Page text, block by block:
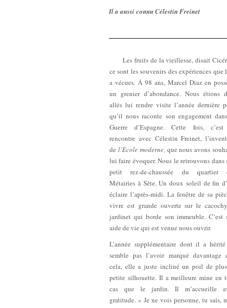
Il a aussi connu Célestin Freinet
Les fruits de la vieillesse, disait
ce sont les souvenirs des expériences que
a vécues. Á 98 ans, Marcel Diaz en
un grenier d’abondance. Nous étions
allés lui rendre visite l’année dernière
qu’il nous raconte son engagement
Guerre d’Espagne. Cette fois,
rencontre avec Célestin Freinet,
de l’Ecole moderne, que nous avons
lui faire évoquer. Nous le retrouvons dans
petit rez-de-chaussée du quartier
Métairies à Sète. Un doux soleil de fin
éclaire l’après-midi. La fenêtre de sa
vivre est grande ouverte sur le
jardinet qui borde son immeuble. C’est
aide de vie qui est venue nous ouvrir.
L’année supplémentaire dont il a
semble pas l’avoir marqué davantage
cela, elle a juste incliné un poil de
petite silhouette. Il a meilleure mine en
cas que le jardin. Il m’accueille
gratitude. « Je ne vois personne, tu sais,